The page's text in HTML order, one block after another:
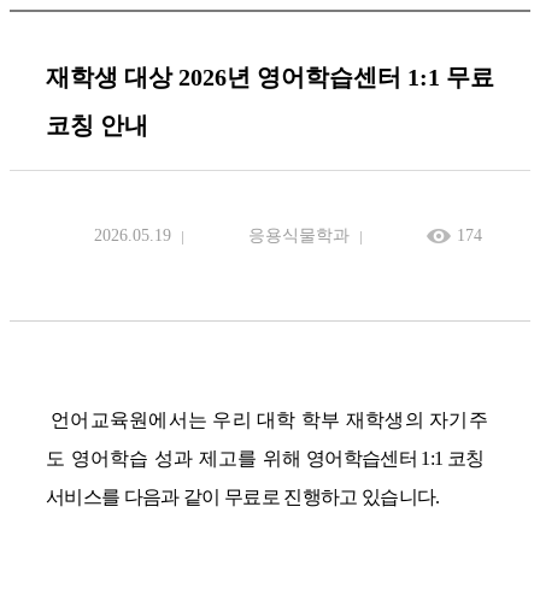
재학생 대상 2026년 영어학습센터 1:1 무료
코칭 안내
2026.05.19 응용식물학과 174
언어교육원에서는 우리 대학 학부 재학생의 자기주
도 영어학습 성과 제고를 위해 영어학습센터 1:1 코칭
서비스를 다음과 같이 무료로 진행하고 있습니다.